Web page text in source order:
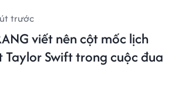
trước
viết nên cột mốc lịch
Taylor Swift trong cuộc đua